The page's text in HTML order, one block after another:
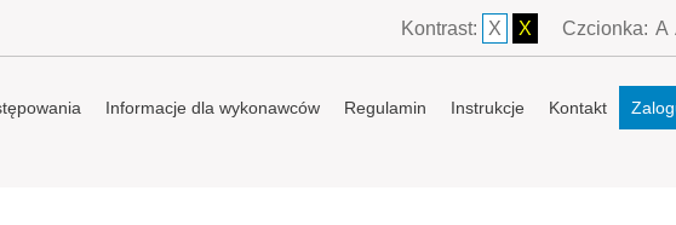
Kontrast: X X Czcionka: A
Informacje dla wykonawców Regulamin Instrukcje Kontakt